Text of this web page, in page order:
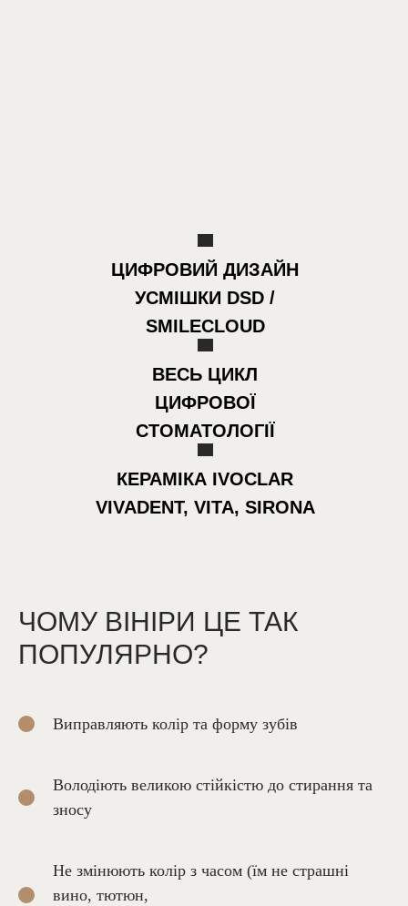
ЦИФРОВИЙ ДИЗАЙН
УСМІШКИ DSD /
SMILECLOUD
ВЕСЬ ЦИКЛ
ЦИФРОВОЇ
СТОМАТОЛОГІЇ
КЕРАМІКА IVOCLAR
VIVADENT, VITA, SIRONA
ЧОМУ ВІНІРИ ЦЕ ТАК
ПОПУЛЯРНО?
Виправляють колір та форму зубів
Володіють великою стійкістю до стирання та
зносу
Не змінюють колір з часом (їм не страшні
вино, тютюн,